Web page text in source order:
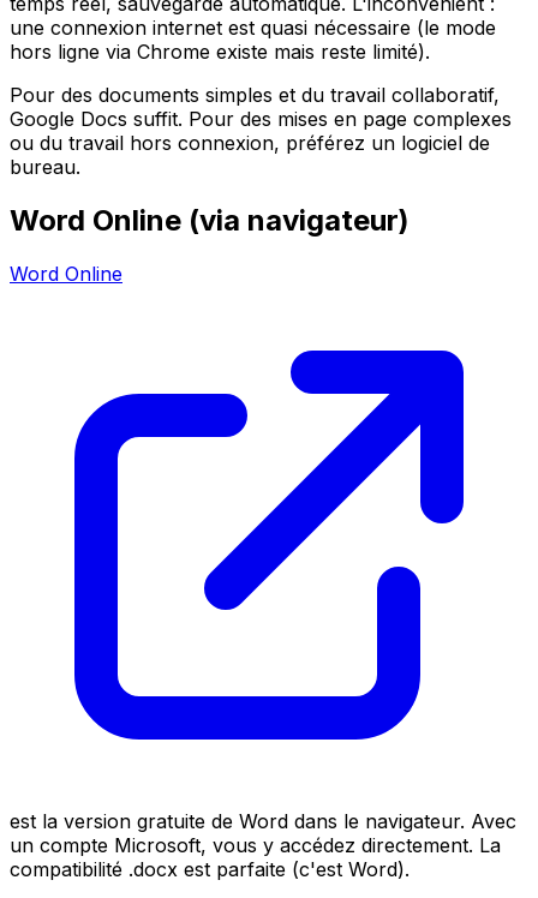
une connexion internet est quasi nécessaire (le mode
hors ligne via Chrome existe mais reste limité).
Pour des documents simples et du travail collaboratif,
Google Docs suffit. Pour des mises en page complexes
ou du travail hors connexion, préférez un logiciel de
bureau.
Word Online (via navigateur)
Word Online
est la version gratuite de Word dans le navigateur. Avec
un compte Microsoft, vous y accédez directement. La
compatibilité .docx est parfaite (c'est Word).